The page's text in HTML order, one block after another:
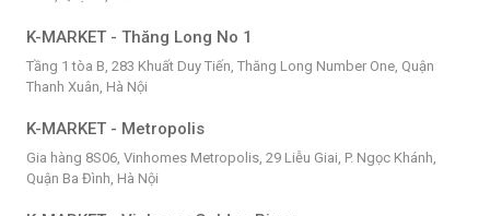
K-MARKET - Thăng Long No 1
Tầng 1 tòa B, 283 Khuất Duy Tiến, Thăng Long Number One, Quận
Thanh Xuân, Hà Nội
K-MARKET - Metropolis
Gia hàng 8S06, Vinhomes Metropolis, 29 Liễu Giai, P. Ngọc Khánh,
Quận Ba Đình, Hà Nội